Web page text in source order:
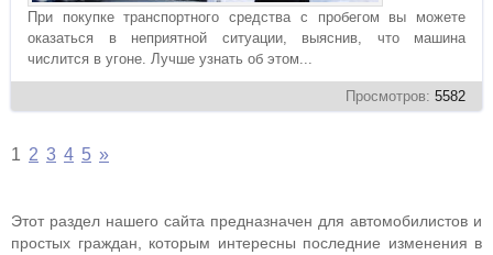
При покупке транспортного средства с пробегом вы можете
оказаться в неприятной ситуации, выяснив, что машина
числится в угоне. Лучше узнать об этом...
Просмотров: 5582
1 2 3 4 5 »
Этот раздел нашего сайта предназначен для автомобилистов и
простых граждан, которым интересны последние изменения в